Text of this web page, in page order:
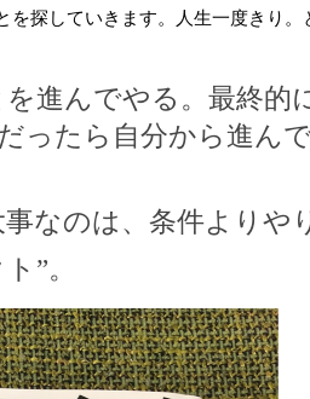
を探していきます。人生一度きり
を進んでやる。最終的
ったら自分から進ん
なのは、条件よりや
”。